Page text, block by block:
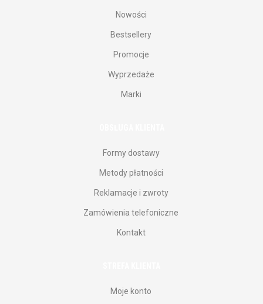
Nowości
Bestsellery
Promocje
Wyprzedaże
Marki
Formy dostawy
Metody płatności
Reklamacje i zwroty
Zamówienia telefoniczne
Kontakt
Moje konto